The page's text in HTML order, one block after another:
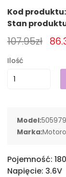
Kod produktu:
Stan
107.95zł
Ilość
Model:
Marka:
Pojemność:
Napięcie: 3.6V